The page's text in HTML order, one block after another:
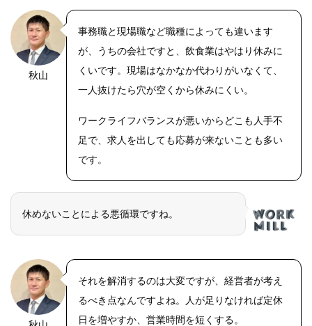
OLYMPUS
秋山
事務職と現場職など職種によっても違います
が、うちの会社ですと、飲食業はやはり休みに
くいです。現場はなかなか代わりがいなくて、
一人抜けたら穴が空くから休みにくい。
ワークライフバランスが悪いからどこも人手不
足で、求人を出しても応募が来ないことも多い
です。
休めないことによる悪循環ですね。
それを解消するのは大変ですが、経営者が考え
るべき点なんですよね。人が足りなければ定休
日を増やすか、営業時間を短くする。